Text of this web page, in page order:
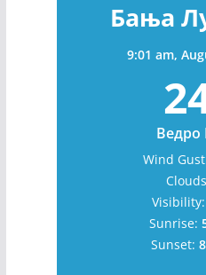
Бања
9:01 am,
Ведро
Wind
Visibility:
Sunrise:
Sunset: